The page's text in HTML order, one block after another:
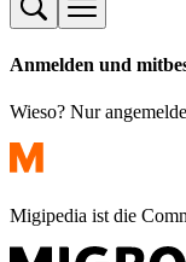
Anmelden und
Wieso? Nur
Migipedia ist die